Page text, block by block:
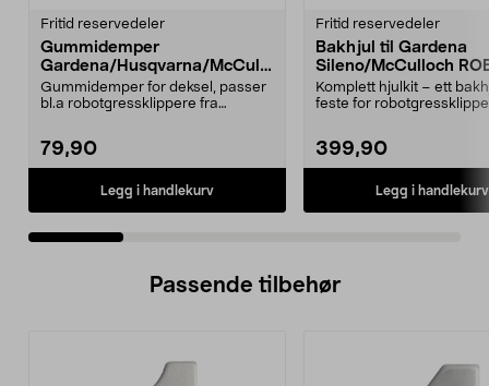
Fritid reservedeler
Gummidemper
Gardena/Husqvarna/McCullo
ch/Flymo
Gummidemper for deksel, passer
bl.a robotgressklippere fra
79,90
Legg i handlekurv
Fritid reservedeler
Bakhjul til Gardena
Sileno/McCulloch
Easilife
Komplett hjulkit – ett
feste for
399,90
Legg i handlekurv
Passende tilbehør